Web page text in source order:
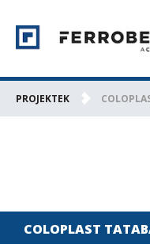
PROJEKTEK
COLOPLAST